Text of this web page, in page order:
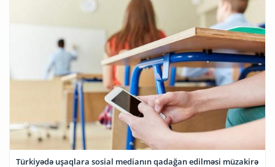
Türkiyədə uşaqlara sosial medianın qadağan edilməsi müzakirə